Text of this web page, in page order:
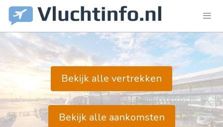
Bekijk alle vertrekken
Bekijk alle aankomsten